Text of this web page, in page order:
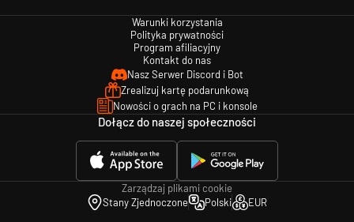
Warunki korzystania
Polityka prywatności
Program afiliacyjny
Kontakt do nas
Nasz Serwer Discord i Bot
Zrealizuj kartę podarunkową
Nowości o grach na PC i konsole
Dołącz do naszej społeczności
Zarządzaj plikami cookie
Stany Zjednoczone
Polski EUR